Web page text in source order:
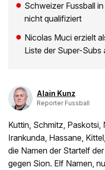
Schweizer Fussball
nicht qualifiziert
Nicolas Muci erzielt
Liste der Super-Subs
Alain Kunz
Reporter Fussball
Kuttin, Schmitz, Paskotsi,
Irankunda, Hassane,
die Namen der Startelf
gegen Sion. Elf Namen,